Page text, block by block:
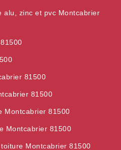
alu, zinc et pvc Montcabrier
81500
81500
Montcabrier 81500
Montcabrier 81500
Montcabrier 81500